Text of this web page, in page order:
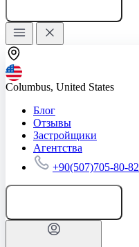
Columbus, United States
Блог
Отзывы
Застройщики
Агентства
+90(507)705-80-82